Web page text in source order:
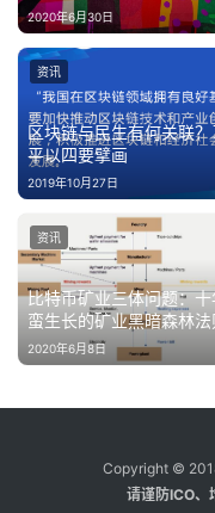
2020年6月30日
区块链与民生有何关联
平以四要擘画
2019年10月27日
资讯
比特币矿业三体问题：
蛮生长的矿业黑暗森林法
什么？​
2020年6月8日
资讯
Copyright ©
请谨防ICO、